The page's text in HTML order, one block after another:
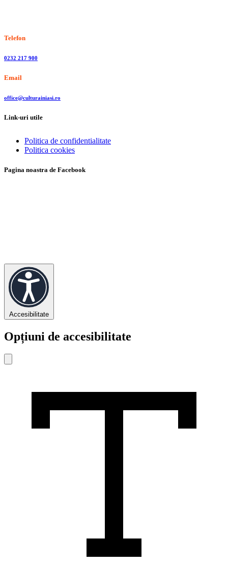
Telefon
0232 217 900
Email
office@culturainiasi.ro
Link-uri utile
Politica de confidentialitate
Politica cookies
Pagina noastra de Facebook
Accesibilitate
Opțiuni de accesibilitate